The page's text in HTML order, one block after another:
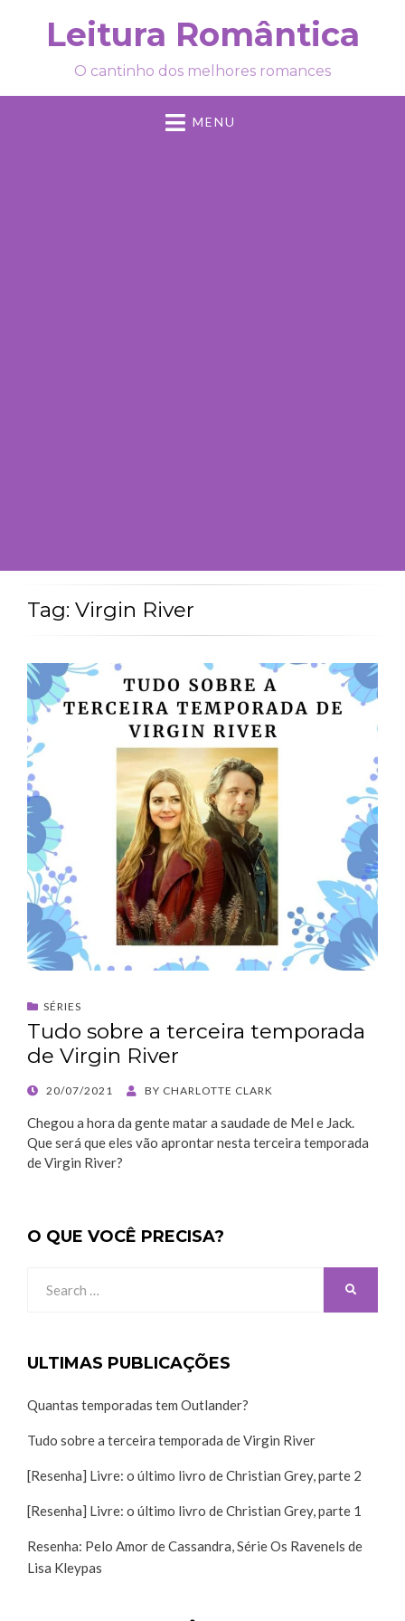
Leitura Romântica
O cantinho dos melhores romances
MENU
Tag: Virgin River
SÉRIES
Tudo sobre a terceira temporada
de Virgin River
POSTED
20/07/2021 BY CHARLOTTE CLARK
Chegou a hora da gente matar a saudade de Mel e Jack.
Que será que eles vão aprontar nesta terceira temporada
de Virgin River?
O QUE VOCÊ PRECISA?
for:
ULTIMAS PUBLICAÇÕES
Quantas temporadas tem Outlander?
Tudo sobre a terceira temporada de Virgin River
[Resenha] Livre: o último livro de Christian Grey, parte 2
[Resenha] Livre: o último livro de Christian Grey, parte 1
Resenha: Pelo Amor de Cassandra, Série Os Ravenels de
Lisa Kleypas